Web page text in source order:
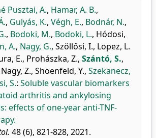
Pusztai, A., Hamar, A. B.,
, Gulyás, K., Végh, E., Bodnár, N.,
, Bodoki, M., Bodoki, L., Hódosi,
A., Nagy, G., Szöllősi, I., Lopez, L.
E., Prohászka, Z., Szántó, S.,
Nagy, Z., Shoenfeld, Y., Szekanecz,
S.: Soluble vascular biomarkers
arthritis and ankylosing
effects of one-year anti-TNF-
48 (6), 821-828, 2021.